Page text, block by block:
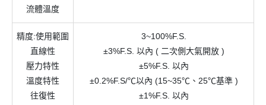
流體溫度
精度:使用範圍
直線性
壓力特性
溫度特性
往復性
3~100%F.S.
±3%F.S. 以內 ( 二次側大氣開放 )
±5%F.S. 以內
±0.2%F.S/℃以內 (15~35℃、25℃基準 )
±1%F.S. 以內